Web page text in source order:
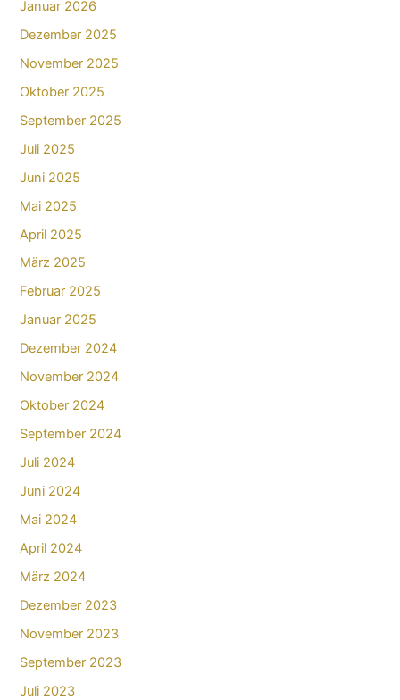
Januar 2026
Dezember 2025
November 2025
Oktober 2025
September 2025
Juli 2025
Juni 2025
Mai 2025
April 2025
März 2025
Februar 2025
Januar 2025
Dezember 2024
November 2024
Oktober 2024
September 2024
Juli 2024
Juni 2024
Mai 2024
April 2024
März 2024
Dezember 2023
November 2023
September 2023
Juli 2023